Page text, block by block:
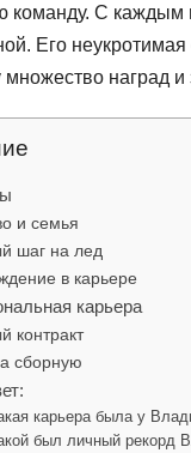
команду. С каждым
Его
наград и
и семья
шаг на лед
в карьере
карьера
контракт
сборную
карьера была у
был личный рекорд